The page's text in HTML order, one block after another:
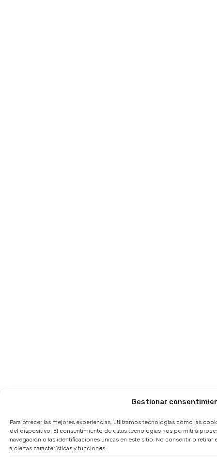
Gestionar
Para ofrecer las mejores experiencias, utilizamos tecnologías como las
del dispositivo. El consentimiento de estas tecnologías nos permitirá
navegación o las identificaciones únicas en este sitio. No consentir o
a ciertas características y funciones.